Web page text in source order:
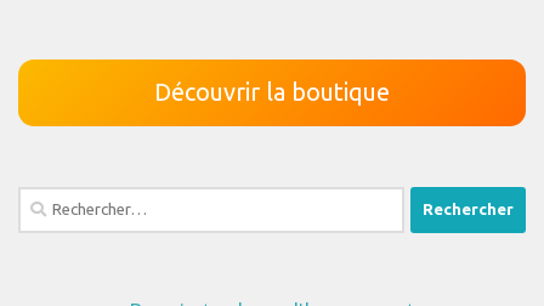
Découvrir la boutique
Rechercher :